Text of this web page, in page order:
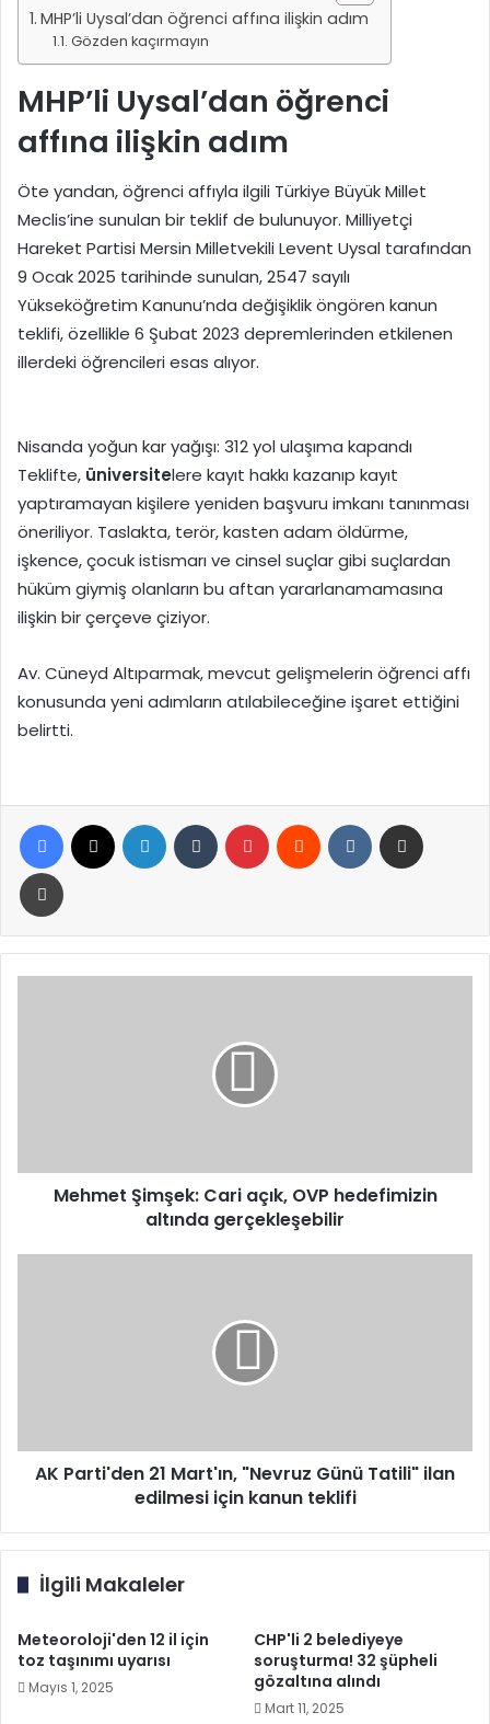
MHP’li Uysal’dan öğrenci affına ilişkin adım
Gözden kaçırmayın
MHP’li Uysal’dan öğrenci
affına ilişkin adım
Öte yandan, öğrenci affıyla ilgili Türkiye Büyük Millet
Meclis’ine sunulan bir teklif de bulunuyor. Milliyetçi
Hareket Partisi Mersin Milletvekili Levent Uysal tarafından
9 Ocak 2025 tarihinde sunulan, 2547 sayılı
Yükseköğretim Kanunu’nda değişiklik öngören kanun
teklifi, özellikle 6 Şubat 2023 depremlerinden etkilenen
illerdeki öğrencileri esas alıyor.
Nisanda yoğun kar yağışı: 312 yol ulaşıma kapandı
Teklifte, üniversitelere kayıt hakkı kazanıp kayıt
yaptıramayan kişilere yeniden başvuru imkanı tanınması
öneriliyor. Taslakta, terör, kasten adam öldürme,
işkence, çocuk istismarı ve cinsel suçlar gibi suçlardan
hüküm giymiş olanların bu aftan yararlanamamasına
ilişkin bir çerçeve çiziyor.
Av. Cüneyd Altıparmak, mevcut gelişmelerin öğrenci affı
konusunda yeni adımların atılabileceğine işaret ettiğini
belirtti.
Facebook LinkedIn Tumblr Pinterest Reddit VKontakte
Yazdır
Mehmet Şimşek: Cari açık, OVP hedefimizin
altında gerçekleşebilir
edilmesi
içinAK Parti'den 21 Mart'ın, "Nevruz Günü Tatili" ilan
edilmesi için kanun teklifi
İlgili Makaleler
Meteoroloji'den 12 il için
toz taşınımı uyarısı
Mayıs 1, 2025
CHP'li 2 belediyeye
soruşturma! 32 şüpheli
gözaltına alındı
Mart 11, 2025